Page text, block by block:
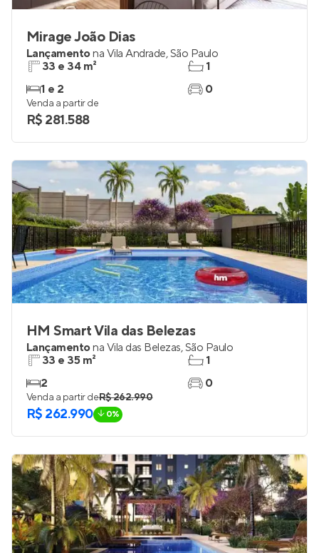
Mirage João Dias
Lançamentona Vila Andrade,São Paulo
33 e 34 m²
1 e 2
1
0
Venda a partir de
R$ 281.588
HM Smart Vila das Belezas
Lançamentona Vila das Belezas,São Paulo
33 e 35 m²
2
1
0
Venda a partir deR$ 262.990
R$ 262.990 0%